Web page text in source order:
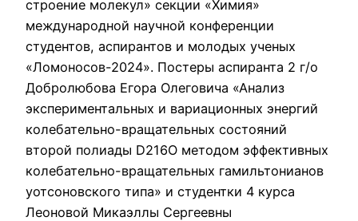
строение молекул» секции «Химия»
международной научной конференции
студентов, аспирантов и молодых ученых
«Ломоносов-2024». Постеры аспиранта 2 г/о
Добролюбова Егора Олеговича «Анализ
экспериментальных и вариационных энергий
колебательно-вращательных состояний
второй полиады D216O методом эффективных
колебательно-вращательных гамильтонианов
уотсоновского типа» и студентки 4 курса
Леоновой Микаэллы Сергеевны